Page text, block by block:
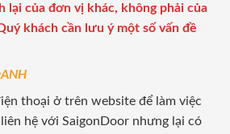
lại của đơn vị khác, không phải của
khách cần lưu ý một số vấn đề
thoại ở trên website để làm việc
hệ với SaigonDoor nhưng lại có